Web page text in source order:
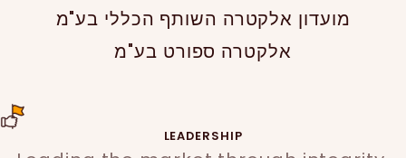
מועדון אלקטרה השותף הכללי בע"מ
אלקטרה ספורט בע"מ
LEADERSHIP